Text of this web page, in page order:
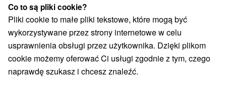
Przejdź do lokalizacji
O URZĄDZENIA SPECJALNE OFERTY
SPRZĘT
OPINIE
Co to są pliki cookie?
Pliki cookie to małe pliki tekstowe, które mogą być
wykorzystywane przez strony internetowe w celu
usprawnienia obsługi przez użytkownika. Dzięki plikom
cookie możemy oferować Ci usługi zgodnie z tym, czego
naprawdę szukasz i chcesz znaleźć.